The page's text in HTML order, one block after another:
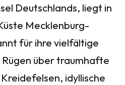
Deutschlands, liegt in
Mecklenburg-
für ihre vielfältige
über traumhafte
idyllische